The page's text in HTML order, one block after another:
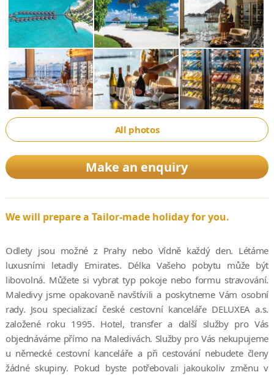
All photos
Make an enquiry
We will prepare a Tailor-made holiday for you.
Odlety jsou možné z Prahy nebo Vídně každý den. Létáme
luxusními letadly Emirates. Délka Vašeho pobytu může být
libovolná. Můžete si vybrat typ pokoje nebo formu stravování.
Maledivy jsme opakovaně navštívili a poskytneme Vám osobní
rady. Jsou specializací české cestovní kanceláře DELUXEA a.s.
založené roku 1995. Hotel, transfer a další služby pro Vás
objednáváme přímo na Maledivách. Služby pro Vás nekupujeme
u německé cestovní kanceláře a při cestování nebudete členy
žádné skupiny. Pokud byste potřebovali jakoukoliv změnu v